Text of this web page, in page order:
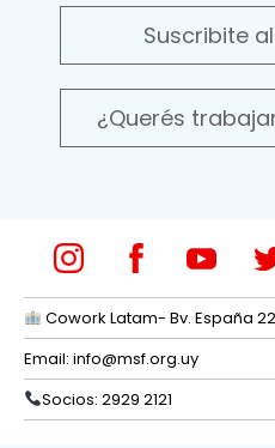
Suscribite
¿Querés
Cowork Latam- Bv. España
Email: info@msf.org.uy
Socios: 2929 2121